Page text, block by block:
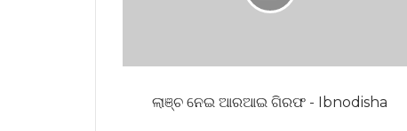
ଲାଞ୍ଚ ନେଇ ଆରଆଇ ଗିରଫ - Ibnodisha